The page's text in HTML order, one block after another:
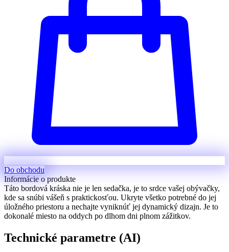
Do obchodu
Informácie o produkte
Táto bordová kráska nie je len sedačka, je to srdce vašej obývačky,
kde sa snúbi vášeň s praktickosťou. Ukryte všetko potrebné do jej
úložného priestoru a nechajte vyniknúť jej dynamický dizajn. Je to
dokonalé miesto na oddych po dlhom dni plnom zážitkov.
Technické parametre (AI)